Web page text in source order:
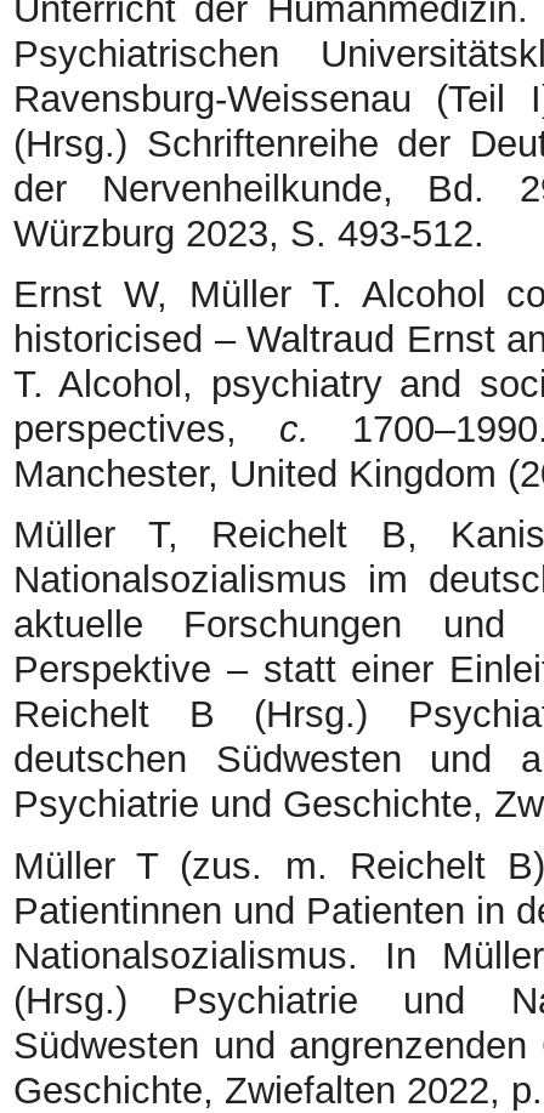
Unterricht der
Psychiatrischen
Ravensburg-Weissenau
(Hrsg.) Schriftenreihe der
der Nervenheilkunde, Bd.
Würzburg 2023, S. 493-512.
Ernst W, Müller T. Alcohol
historicised – Waltraud Ernst
T. Alcohol, psychiatry and
perspectives, c.
Manchester, United Kingdom
Müller T, Reichelt B,
Nationalsozialismus im
aktuelle Forschungen und
Perspektive – statt einer
Reichelt B (Hrsg.)
deutschen Südwesten und
Psychiatrie und Geschichte,
Müller T (zus. m. Reichelt
Patientinnen und Patienten in
Nationalsozialismus. In
(Hrsg.) Psychiatrie und
Südwesten und
Geschichte, Zwiefalten 2022,